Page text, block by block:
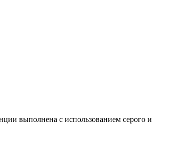
выполнена с использованием серого и